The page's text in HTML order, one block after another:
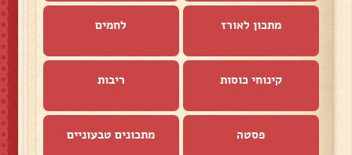
מתכון לאורז לחמים
קינוחי כוסות ריבות
פסטה מתכונים טבעוניים